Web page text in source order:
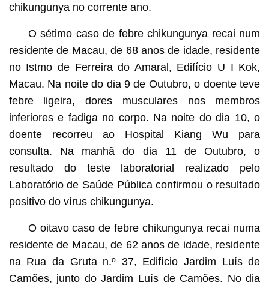
chikungunya no corrente ano.
O sétimo caso de febre chikungunya recai num
residente de Macau, de 68 anos de idade, residente
no Istmo de Ferreira do Amaral, Edifício U I Kok,
Macau. Na noite do dia 9 de Outubro, o doente teve
febre ligeira, dores musculares nos membros
inferiores e fadiga no corpo. Na noite do dia 10, o
doente recorreu ao Hospital Kiang Wu para
consulta. Na manhã do dia 11 de Outubro, o
resultado do teste laboratorial realizado pelo
Laboratório de Saúde Pública confirmou o resultado
positivo do vírus chikungunya.
O oitavo caso de febre chikungunya recai numa
residente de Macau, de 62 anos de idade, residente
na Rua da Gruta n.º 37, Edifício Jardim Luís de
Camões, junto do Jardim Luís de Camões. No dia